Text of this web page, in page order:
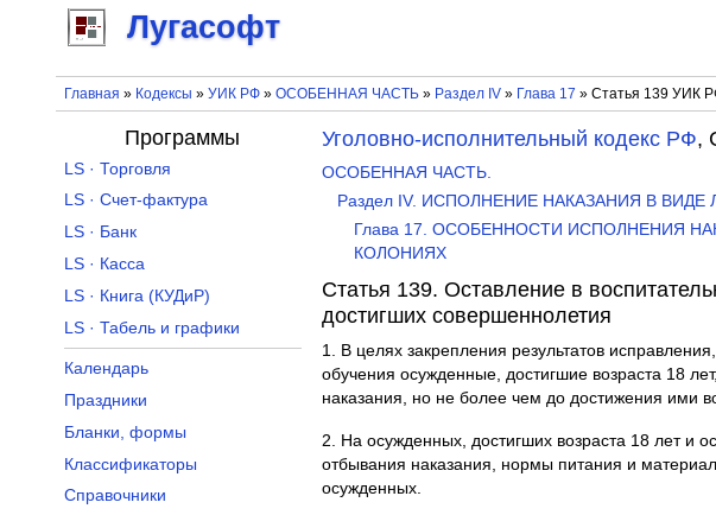
Лугасофт
Главная » Кодексы » УИК РФ» ОСОБЕННАЯ ЧАСТЬ» Раздел IV» Глава 17 » Статья 139 УИК
Уголовно-исполнительный кодекс РФ,
ОСОБЕННАЯ ЧАСТЬ.
Раздел IV. ИСПОЛНЕНИЕ НАКАЗАНИЯ В
Глава 17. ОСОБЕННОСТИ ИСПОЛНЕНИЯ
КОЛОНИЯХ
Статья 139. Оставление в
достигших совершеннолетия
1. В целях закрепления результатов
обучения осужденные, достигшие возраста 18
наказания, но не более чем до достижения ими
2. На осужденных, достигших возраста 18 лет и
отбывания наказания, нормы питания и
осужденных.
Программы
LS · Торговля
LS · Счет-фактура
LS · Банк
LS · Касса
LS · Книга (КУДиР)
LS · Табель и графики
Календарь
Праздники
Бланки, формы
Классификаторы
Справочники